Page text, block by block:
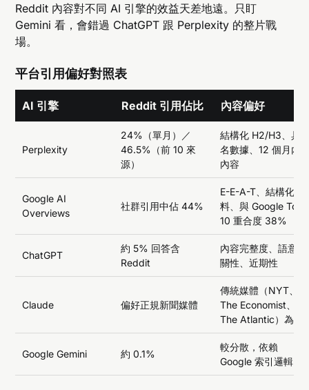
Reddit 內容對不同 AI 引擎的效益天差地遠。只盯
Gemini 看，會錯過 ChatGPT 跟 Perplexity 的整片戰
場。
平台引用偏好對照表
AI 引擎 Reddit 引用佔比 內容偏好
Perplexity
24%（單月）／
46.5%（前 10 來
源）
結構化 H2/H3、具
名數據、12 個月內
內容
Google AI
Overviews
社群引用中佔 44%
E-E-A-T、結構化資
料、與 Google Top
10 重合度 38%
ChatGPT
約 5% 回答含
Reddit
內容完整度、語意相
關性、近期性
Claude 偏好正規新聞媒體
傳統媒體（NYT、
The Economist、
The Atlantic）為主
Google Gemini 約 0.1%
較分散，依賴
Google 索引邏輯